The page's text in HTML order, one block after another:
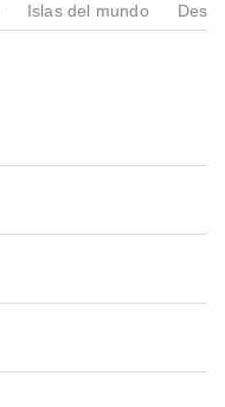
Islas del mundo